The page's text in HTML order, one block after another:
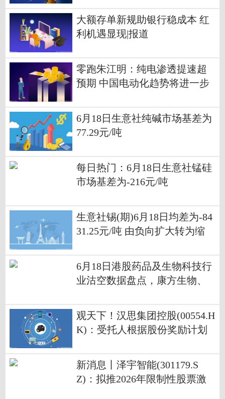
大额存单新规助银行稳成本 红
利机遇显现|报道
零跑朱江明：纯电渗透提速超
预期 中国电动化趋势将进一步
6月18日生意社纯碱市场基差为
77.29元/吨
每日热门：6月18日生意社锰硅
市场基差为-216元/吨
生意社锡(期)6月18日均差为-84
31.25元/吨 由负向扩大转为缩
6月18日港股药品及生物科技行
业沽空数据盘点，康方生物、
位居行业前三 焦点播报
观天下！汉思集团控股(00554.H
K)：受托人根据股份奖励计划
新消息丨泽宇智能(301179.S
Z)：拟推2026年限制性股票激